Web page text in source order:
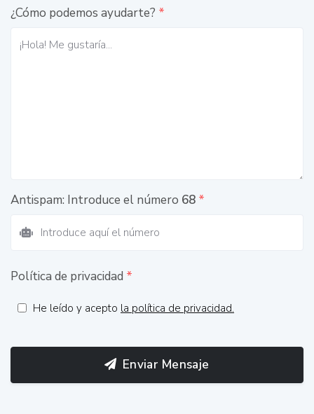
¿Cómo podemos ayudarte? *
Antispam: Introduce el número 68 *
Política de privacidad *
He leído y acepto la política de privacidad.
Enviar Mensaje